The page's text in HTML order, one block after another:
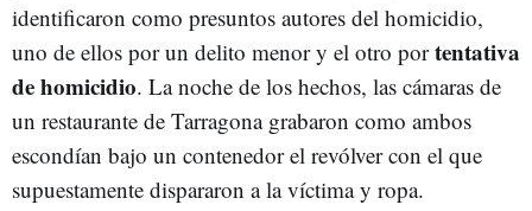
identificaron como presuntos autores del homicidio,
uno de ellos por un delito menor y el otro portentativa
de homicidio. La noche de los hechos, las cámaras de
un restaurante de Tarragona grabaron como ambos
escondían bajo un contenedor el revólver con el que
supuestamente dispararon a la víctima y ropa.